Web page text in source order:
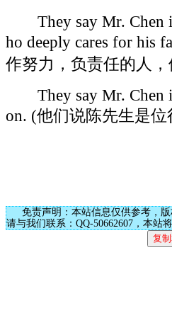
They say Mr. Chen is
ho deeply cares for his
作努力，负责任的人
They say Mr. Chen is
on. (他们说陈先生是
免责声明：本站信息仅供参考，版
请与我们联系：QQ-50662607，本站